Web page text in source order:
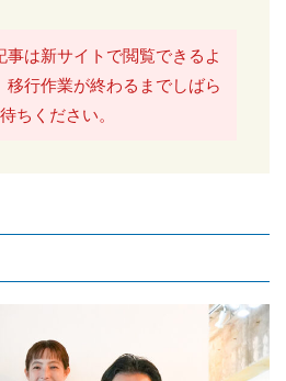
事は新サイトで閲覧できるよ
移行作業が終わるまでしばら
ちください。